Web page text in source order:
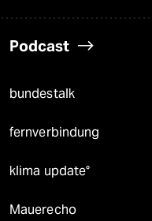
Podcast
bundestalk
fernverbindung
klima update°
Mauerecho